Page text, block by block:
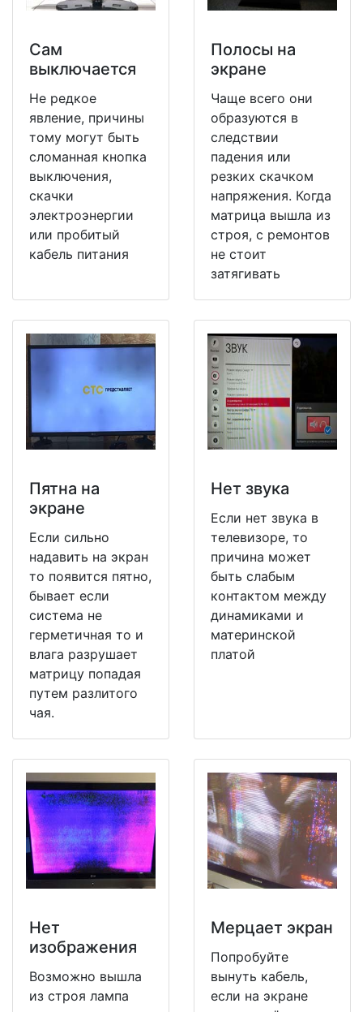
Сам
выключается
Не редкое
явление, причины
тому могут быть
сломанная кнопка
выключения,
скачки
электроэнергии
или пробитый
кабель питания
Полосы на
экране
Чаще всего они
образуются в
следствии
падения или
резких скачком
напряжения. Когда
матрица вышла из
строя, с ремонтов
не стоит
затягивать
Пятна на
экране
Если сильно
надавить на экран
то появится пятно,
бывает если
система не
герметичная то и
влага разрушает
матрицу попадая
путем разлитого
чая.
Нет звука
Если нет звука в
телевизоре, то
причина может
быть слабым
контактом между
динамиками и
материнской
платой
Нет
изображения
Возможно вышла
из строя лампа
Мерцает экран
Попробуйте
вынуть кабель,
если на экране